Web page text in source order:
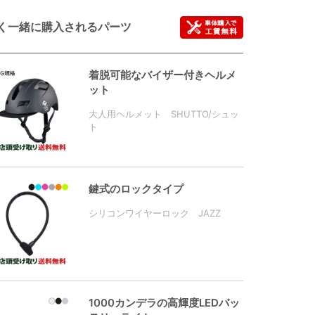
一緒に購入されるパーツ
着脱可能なバイザー付きヘルメ
ット
大人用ヘルメット SHUTTO/シュッ
ト
鍵式のロックタイプ
シリコンワイヤーロック JAZZ
1000カンデラの高輝度LEDバッ